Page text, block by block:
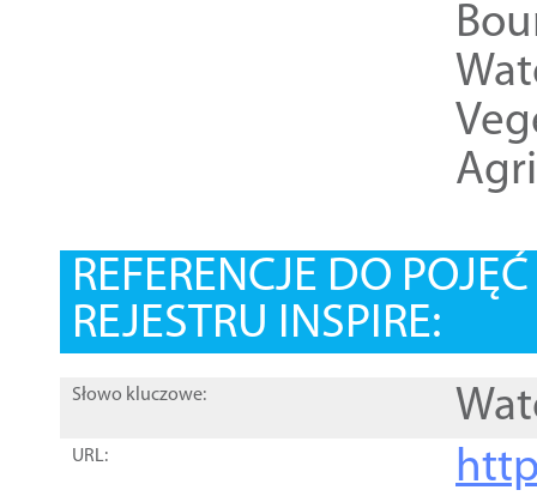
REFERENCJE DO
REJESTRU INSPIRE:
Słowo kluczowe:
URL: